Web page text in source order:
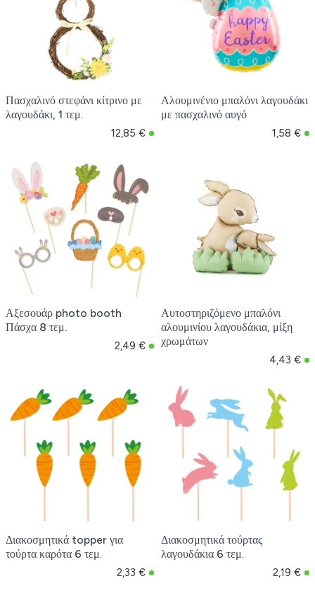
Πασχαλινό στεφάνι κίτρινο με
λαγουδάκι, 1 τεμ.
12,85 €
Αλουμινένιο μπαλόνι λαγουδάκι
με πασχαλινό αυγό
1,58 €
Αξεσουάρ photo booth
Πάσχα 8 τεμ.
2,49 €
Αυτοστηριζόμενο μπαλόνι
αλουμινίου λαγουδάκια, μίξη
χρωμάτων
4,43 €
Διακοσμητικά topper για
τούρτα καρότα 6 τεμ.
2,33 €
Διακοσμητικά τούρτας
λαγουδάκια 6 τεμ.
2,19 €